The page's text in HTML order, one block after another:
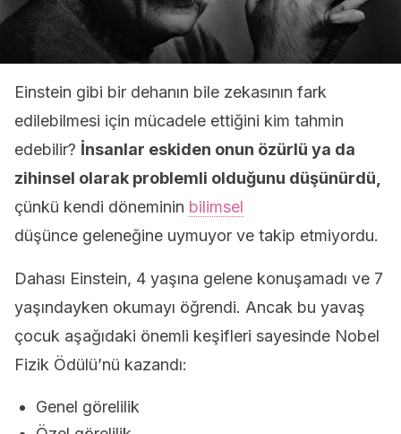
Einstein gibi bir dehanın bile zekasının fark
edilebilmesi için mücadele ettiğini kim tahmin
edebilir? İnsanlar eskiden onun özürlü ya da
zihinsel olarak problemli olduğunu düşünürdü,
çünkü kendi döneminin bilimsel
düşünce geleneğine uymuyor ve takip etmiyordu.
Dahası Einstein, 4 yaşına gelene konuşamadı ve 7
yaşındayken okumayı öğrendi. Ancak bu yavaş
çocuk aşağıdaki önemli keşifleri sayesinde Nobel
Fizik Ödülü’nü kazandı:
Genel görelilik